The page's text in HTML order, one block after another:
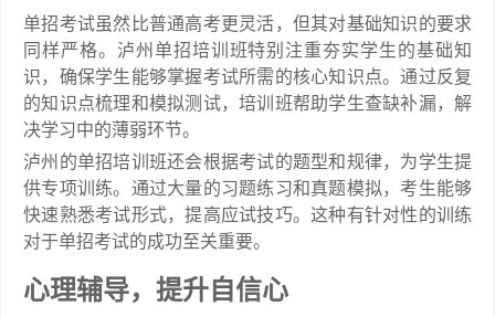
单招考试虽然比普通高考更灵活，但其对基础知识的要求
同样严格。泸州单招培训班特别注重夯实学生的基础知
识，确保学生能够掌握考试所需的核心知识点。通过反复
的知识点梳理和模拟测试，培训班帮助学生查缺补漏，解
决学习中的薄弱环节。
泸州的单招培训班还会根据考试的题型和规律，为学生提
供专项训练。通过大量的习题练习和真题模拟，考生能够
快速熟悉考试形式，提高应试技巧。这种有针对性的训练
对于单招考试的成功至关重要。
心理辅导，提升自信心